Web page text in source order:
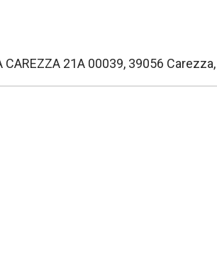
CAREZZA 21A 00039, 39056